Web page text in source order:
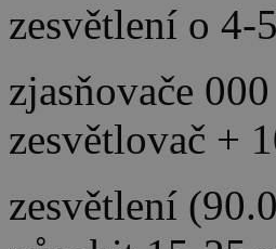
zesvětlení o
zjasňovače
zesvětlovač +
zesvětlení